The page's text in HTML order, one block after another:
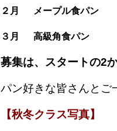
２月 メープル食パン
３月 高級角食パン
募集は、スタートの2
パン好きな皆さんとご
【秋冬クラス写真】